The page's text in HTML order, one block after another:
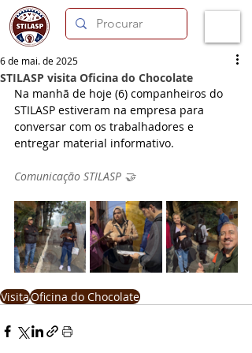
STILASP visita Oficina do Chocolate
6 de mai. de 2025
Na manhã de hoje (6) companheiros do
STILASP estiveram na empresa para
conversar com os trabalhadores e
entregar material informativo.
Comunicação STILASP 🤝
VisitaOficina do Chocolate